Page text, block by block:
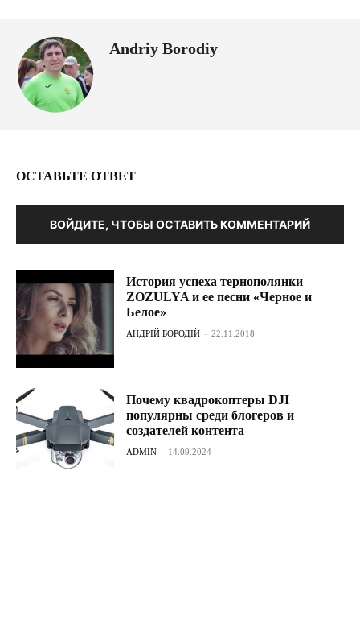
Andriy Borodiy
ОСТАВЬТЕ ОТВЕТ
ВОЙДИТЕ, ЧТОБЫ ОСТАВИТЬ КОММЕНТАРИЙ
История успеха тернополянки
ZOZULYA и ее песни «Черное и
Белое»
АНДРІЙ БОРОДІЙ - 22.11.2018
Почему квадрокоптеры DJI
популярны среди блогеров и
создателей контента
ADMIN - 14.09.2024